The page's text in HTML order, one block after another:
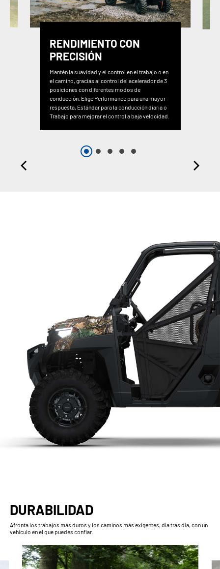
RENDIMIENTO CON
PRECISIÓN
Mantén la suavidad y el control en el trabajo o en
el camino, gracias al control del acelerador de 3
posiciones con diferentes modos de
conducción. Elige Performance para una mayor
respuesta, Estándar para la conducción diaria o
Trabajo para mejorar el control a baja velocidad.
DURABILIDAD
Afronta los trabajos más duros y los caminos más exigentes, día tras día, con un
vehículo en el que puedes confiar.